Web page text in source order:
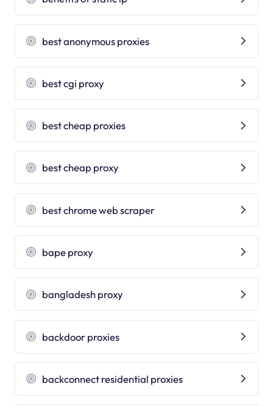
best anonymous proxies
best cgi proxy
best cheap proxies
best cheap proxy
best chrome web scraper
bape proxy
bangladesh proxy
backdoor proxies
backconnect residential proxies